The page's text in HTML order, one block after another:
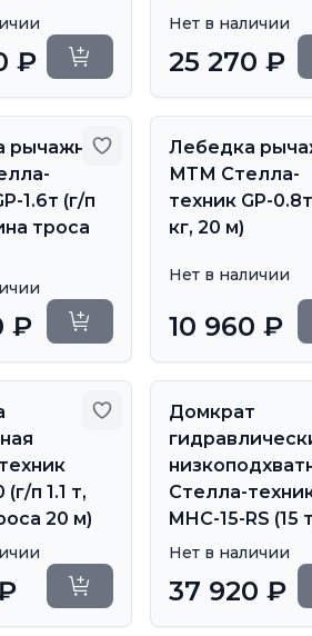
₽ Уточнить сроки
Нет в наличии
25 270 ₽
Добавить в
рычажная
1.6т (г/п
троса
₽ Уточнить сроки
Лебедка
МТМ Стелла-
техник GP-
кг, 20 м)
Нет в наличии
10 960 ₽
Добавить в избранное
п 1.1 т,
20 м)
Уточнить сроки
Домкрат
Стелла-
MHC-15-RS (15
Нет в наличии
37 920 ₽